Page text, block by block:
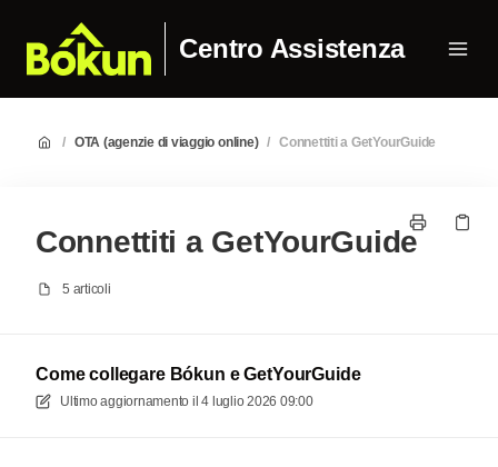
Centro Assistenza
/ OTA (agenzie di viaggio online) / Connettiti a GetYourGuide
Connettiti a GetYourGuide
5 articoli
Come collegare Bókun e GetYourGuide
Ultimo aggiornamento il 4 luglio 2026 09:00